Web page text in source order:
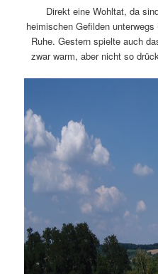
Direkt eine Wohltat, da
heimischen Gefilden
Ruhe. Gestern spielte auch
zwar warm, aber nicht so